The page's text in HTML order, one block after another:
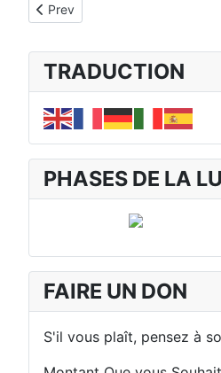
Previous article: La Hiérarchie
Prev
TRADUCTION
PHASES DE LA
FAIRE UN DON
S'il vous plaît, pensez à